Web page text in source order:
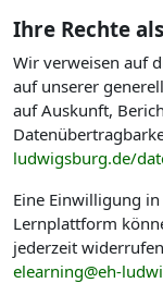
Ihre Rechte
Wir verweisen auf
auf unserer
auf Auskunft,
ludwigsburg.de/
Eine Einwilligung
Lernplattform
jederzeit
elearning@eh-